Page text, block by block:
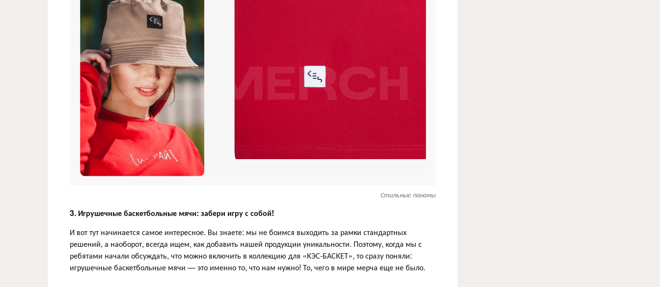
Стильные панамы
3. Игрушечные баскетбольные мячи: забери игру с собой!
И вот тут начинается самое интересное. Вы знаете: мы не боимся выходить за рамки стандартных
решений, а наоборот, всегда ищем, как добавить нашей продукции уникальности. Поэтому, когда мы с
ребятами начали обсуждать, что можно включить в коллекцию для «КЭС-БАСКЕТ», то сразу поняли:
игрушечные баскетбольные мячи — это именно то, что нам нужно! То, чего в мире мерча еще не было.